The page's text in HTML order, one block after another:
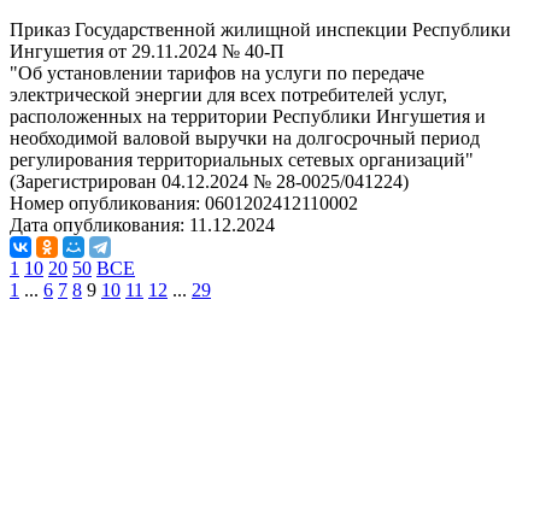
Приказ Государственной жилищной инспекции Республики
Ингушетия от 29.11.2024 № 40-П
"Об установлении тарифов на услуги по передаче
электрической энергии для всех потребителей услуг,
расположенных на территории Республики Ингушетия и
необходимой валовой выручки на долгосрочный период
регулирования территориальных сетевых организаций"
(Зарегистрирован 04.12.2024 № 28-0025/041224)
Номер опубликования: 0601202412110002
Дата опубликования: 11.12.2024
1 10 20 50 ВСЕ
1 ... 6 7 8 9 10 11 12 ... 29